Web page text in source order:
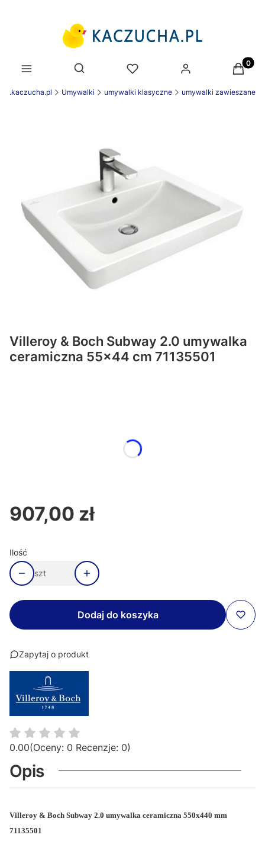
Otwórz wyszukiwarkę
Umywalki umywalki klasyczne umywalki zawieszane
Villeroy & Boch Subway 2.0 umywalka
ceramiczna 55x44 cm 71135501
Cena
907,00 zł
Ilość
szt
Dodaj do koszyka
Zapytaj o produkt
0.00(Oceny: 0 Recenzje: 0)
Opis
Villeroy & Boch Subway 2.0 umywalka ceramiczna 550x440 mm
71135501